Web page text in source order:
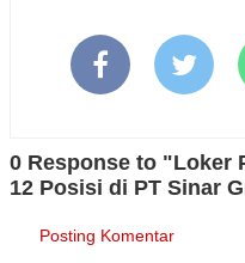
0 Response to "Loker
12 Posisi di PT Sinar
Posting Komentar